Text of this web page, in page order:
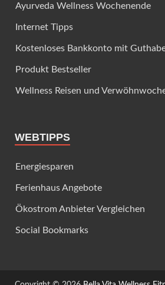
Ayurveda Wellness Wochenende
Internet Tipps
Kostenloses Bankkonto mit
Produkt Bestseller
Wellness Reisen und
WEBTIPPS
Energiesparen
Ferienhaus Angebote
Ökostrom Anbieter Vergleichen
Social Bookmarks